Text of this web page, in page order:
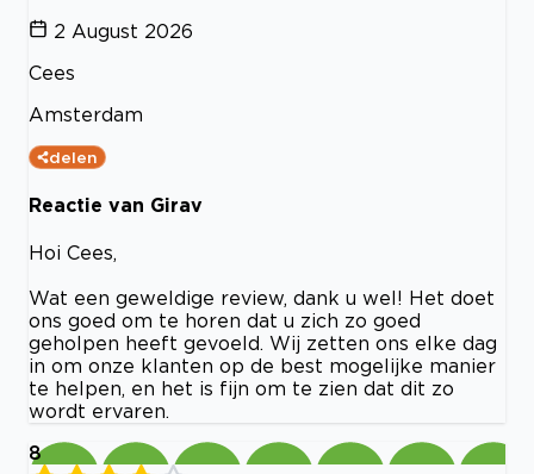
2 August 2026
Cees
Amsterdam
delen
Reactie van Girav
Hoi Cees,
Wat een geweldige review, dank u wel! Het doet
ons goed om te horen dat u zich zo goed
geholpen heeft gevoeld. Wij zetten ons elke dag
in om onze klanten op de best mogelijke manier
te helpen, en het is fijn om te zien dat dit zo
wordt ervaren.
8